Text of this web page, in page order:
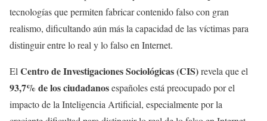
tecnologías que permiten fabricar contenido falso con gran
realismo, dificultando aún más la capacidad de las víctimas para
distinguir entre lo real y lo falso en Internet.
ElCentro de Investigaciones Sociológicas (CIS)revela que el
93,7% de los ciudadanosespañoles está preocupado por el
impacto de la Inteligencia Artificial, especialmente por la